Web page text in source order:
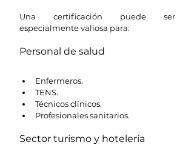
Una certificación puede ser
especialmente valiosa para:
Personal de salud
Enfermeros.
TENS.
Técnicos clínicos.
Profesionales sanitarios.
Sector turismo y hotelería